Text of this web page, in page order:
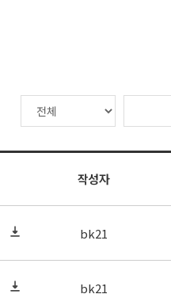
작성자
bk21
bk21